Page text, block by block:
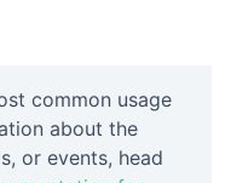
common usage
about the
or events, head